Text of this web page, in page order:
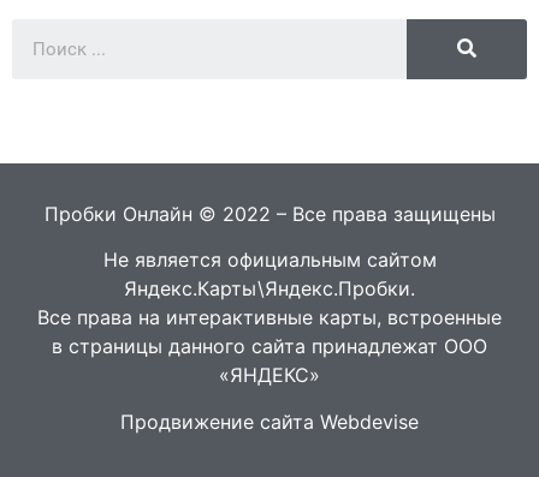
Пробки Онлайн © 2022 – Все права защищены
Не является официальным сайтом
Яндекс.Карты\Яндекс.Пробки.
Все права на интерактивные карты, встроенные
в страницы данного сайта принадлежат ООО
«ЯНДЕКС»
Продвижение сайта Webdevise